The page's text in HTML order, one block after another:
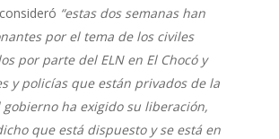
“estas dos semanas han
por el tema de los civiles
por parte del ELN en El Chocó y
y policías que están privados de la
ha exigido su liberación,
que está dispuesto y se está en